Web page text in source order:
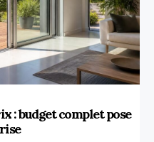
: budget complet pose